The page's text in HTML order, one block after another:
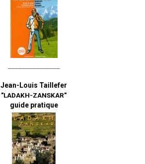
Jean-Louis Taillefer
"LADAKH-ZANSKAR"
guide pratique